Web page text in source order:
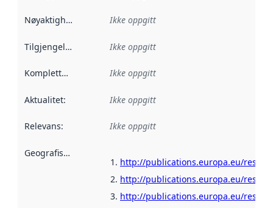
Nøyaktighet Ikke oppgitt
Tilgjengelighet Ikke oppgitt
Kompletthet Ikke oppgitt
Aktualitet: Ikke oppgitt
Relevans: Ikke oppgitt
Geografisk avgrensning
http://publications.europa.eu/
http://publications.europa.eu/
http://publications.europa.eu/